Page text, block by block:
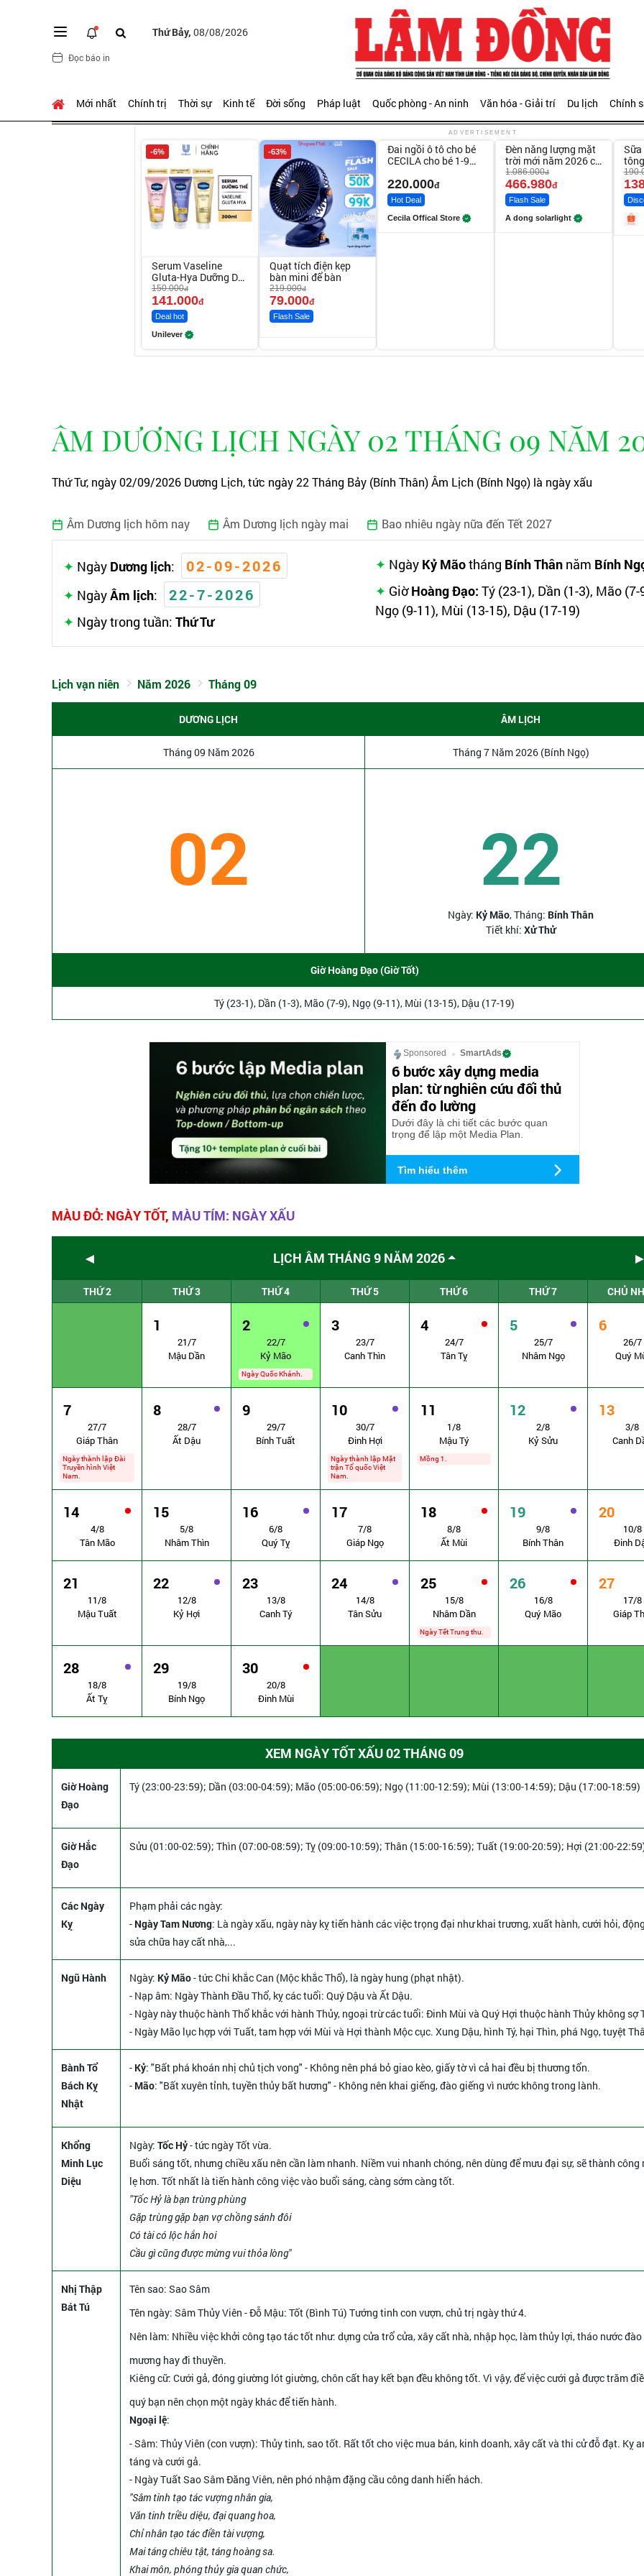
Thứ Bảy, 08/08/2026
Đọc báo in
Mới nhất Chính trị Thời sự Kinh tế Đời sống Pháp luật Quốc phòng - An ninh Văn hóa - Giải trí Du lịch Chính
ADVERTISEMENT
-6%
Serum Vaseline
Gluta-Hya Dưỡng Da
Sáng Mịn Sau 7
Ngày
150.000đ
141.000đ
Deal hot
Unilever
-63%
Quạt tích điện kẹp
bàn mini để bàn
219.000đ
79.000đ
Flash Sale
Đai ngồi ô tô cho bé
CECILA cho bé 1-9
220.000đ
Hot Deal
Cecila Offical Store
-56%
Unmute
Đèn năng lượng mặt
trời mới năm 2026 có
120 viên LED lớn
1.086.000đ
466.980đ
Flash Sale
A dong solarlight
-27%
ÂM DƯƠNG LỊCH NGÀY 02 THÁNG 09 NĂM
Thứ Tư, ngày 02/09/2026 Dương Lịch, tức ngày 22 Tháng Bảy (Bính Thân) Âm Lịch (Bính Ngọ) là ngày xấu
Âm Dương lịch hôm nay Âm Dương lịch ngày mai Bao nhiêu ngày nữa đến Tết 2027
Ngày Dương lịch: 02-09-2026
NgàyÂm lịch: 22-7-2026
Ngày trong tuần: Thứ Tư
Ngày Kỷ Mãotháng Bính Thân năm Bính
GiờHoàng Đạo: Tý (23-1), Dần (1-3), Mão (7-
Ngọ (9-11), Mùi (13-15), Dậu (17-19)
Lịch vạn niên Năm 2026 Tháng 09
DƯƠNG LỊCH ÂM LỊCH
Tháng 09 Năm 2026 Tháng 7 Năm 2026 (Bính Ngọ)
02 22
Ngày: Kỷ Mão, Tháng: Bính Thân
Tiết khí: Xử Thử
Giờ Hoàng Đạo (Giờ Tốt)
Tý (23-1), Dần (1-3), Mão (7-9), Ngọ (9-11), Mùi (13-15), Dậu (17-19)
Sponsored SmartAds
6 bước xây dựng media
plan: từ nghiên cứu đối thủ
đến đo lường
Dưới đây là chi tiết các bước quan
trọng để lập một Media Plan.
Tìm hiểu thêm
MÀU ĐỎ: NGÀY TỐT, MÀU TÍM: NGÀY XẤU
◄ LỊCH ÂM THÁNG 9 NĂM 2026 ►
THỨ 2 THỨ 3 THỨ 4 THỨ 5 THỨ 6 THỨ 7 CHỦ
1
21/7
Mậu Dần
2
22/7
Kỷ Mão
Ngày Quốc Khánh.
3
23/7
Canh Thìn
4
24/7
Tân Tỵ
5
25/7
Nhâm Ngọ
6
26/7
Quý
7
27/7
Giáp Thân
Ngày thành lập Đài
Truyền hình Việt
Nam.
8
28/7
Ất Dậu
9
29/7
Bính Tuất
10
30/7
Đinh Hợi
Ngày thành lập Mặt
trận Tổ quốc Việt
Nam.
11
1/8
Mậu Tý
Mồng 1.
12
2/8
Kỷ Sửu
13
3/8
Canh
14
4/8
Tân Mão
15
5/8
Nhâm Thìn
16
6/8
Quý Tỵ
17
7/8
Giáp Ngọ
18
8/8
Ất Mùi
19
9/8
Bính Thân
20
10/8
Đinh
21
11/8
Mậu Tuất
22
12/8
Kỷ Hợi
23
13/8
Canh Tý
24
14/8
Tân Sửu
25
15/8
Nhâm Dần
Ngày Tết Trung thu.
26
16/8
Quý Mão
27
17/8
Giáp
28
18/8
Ất Tỵ
29
19/8
Bính Ngọ
30
20/8
Đinh Mùi
XEM NGÀY TỐT XẤU 02 THÁNG 09
Giờ Hoàng
Đạo
Tý (23:00-23:59); Dần (03:00-04:59); Mão (05:00-06:59); Ngọ (11:00-12:59); Mùi (13:00-14:59); Dậu (17:00-18:59)
Giờ Hắc
Đạo
Sửu (01:00-02:59); Thìn (07:00-08:59); Tỵ (09:00-10:59); Thân (15:00-16:59); Tuất (19:00-20:59); Hợi (21:00-
Các Ngày
Kỵ
Phạm phải các ngày:
- Ngày Tam Nương: Là ngày xấu, ngày này kỵ tiến hành các việc trọng đại như khai trương, xuất hành, cưới hỏi,
sửa chữa hay cất nhà,...
Ngũ Hành Ngày: Kỷ Mão- tức Chi khắc Can (Mộc khắc Thổ), là ngày hung (phạt nhật).
- Nạp âm: Ngày Thành Đầu Thổ, kỵ các tuổi: Quý Dậu và Ất Dậu.
- Ngày này thuộc hành Thổ khắc với hành Thủy, ngoại trừ các tuổi: Đinh Mùi và Quý Hợi thuộc hành Thủy không sợ
- Ngày Mão lục hợp với Tuất, tam hợp với Mùi và Hợi thành Mộc cục. Xung Dậu, hình Tý, hại Thìn, phá Ngọ, tuyệt
Bành Tổ
Bách Kỵ
Nhật
- Kỷ: "Bất phá khoán nhị chủ tịch vong" - Không nên phá bỏ giao kèo, giấy tờ vì cả hai đều bị thương tổn.
- Mão: "Bất xuyên tỉnh, tuyền thủy bất hương" - Không nên khai giếng, đào giếng vì nước không trong lành.
Khổng
Minh Lục
Diệu
Ngày: Tốc Hỷ- tức ngày Tốt vừa.
Buổi sáng tốt, nhưng chiều xấu nên cần làm nhanh. Niềm vui nhanh chóng, nên dùng để mưu đại sự, sẽ thành công
lẹ hơn. Tốt nhất là tiến hành công việc vào buổi sáng, càng sớm càng tốt.
"Tốc Hỷ là bạn trùng phùng
Gặp trùng gặp bạn vợ chồng sánh đôi
Có tài có lộc hẳn hoi
Cầu gì cũng được mừng vui thỏa lòng"
Nhị Thập
Bát Tú
Tên sao: Sao Sâm
Tên ngày: Sâm Thủy Viên - Đỗ Mậu: Tốt (Bình Tú) Tướng tinh con vượn, chủ trị ngày thứ 4.
Nên làm: Nhiều việc khởi công tạo tác tốt như: dựng cửa trổ cửa, xây cất nhà, nhập học, làm thủy lợi, tháo nước đào
mương hay đi thuyền.
Kiêng cữ: Cưới gả, đóng giường lót giường, chôn cất hay kết bạn đều không tốt. Vì vậy, để việc cưới gả được trăm
quý bạn nên chọn một ngày khác để tiến hành.
Ngoại lệ:
- Sâm: Thủy Viên (con vượn): Thủy tinh, sao tốt. Rất tốt cho việc mua bán, kinh doanh, xây cất và thi cử đỗ đạt. Kỵ
táng và cưới gả.
- Ngày Tuất Sao Sâm Đăng Viên, nên phó nhậm đặng cầu công danh hiển hách.
"Sâm tinh tạo tác vượng nhân gia,
Văn tinh triều diệu, đại quang hoa,
Chỉ nhân tạo tác điền tài vượng,
Mai táng chiêu tật, táng hoàng sa.
Khai môn, phóng thủy gia quan chức,